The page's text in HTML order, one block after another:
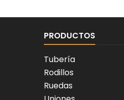
PRODUCTOS
Tubería
Rodillos
Ruedas